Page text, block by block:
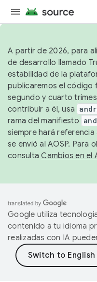
A partir de 2026, para
de desarrollo llamado
estabilidad de la
publicaremos el código
segundo y cuarto
contribuir a él, usa
rama del manifiesto
siempre hará
se envió al AOSP. Para
consultaCambios en el
Google utiliza
contenido a tu idioma
realizadas con IA